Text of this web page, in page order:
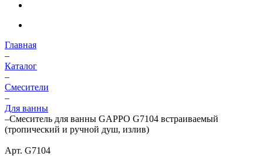
Главная
–
Каталог
–
Смесители
–
Для ванны
–Смеситель для ванны GAPPO G7104 встраиваемый
(тропический и ручной душ, излив)
Арт. G7104